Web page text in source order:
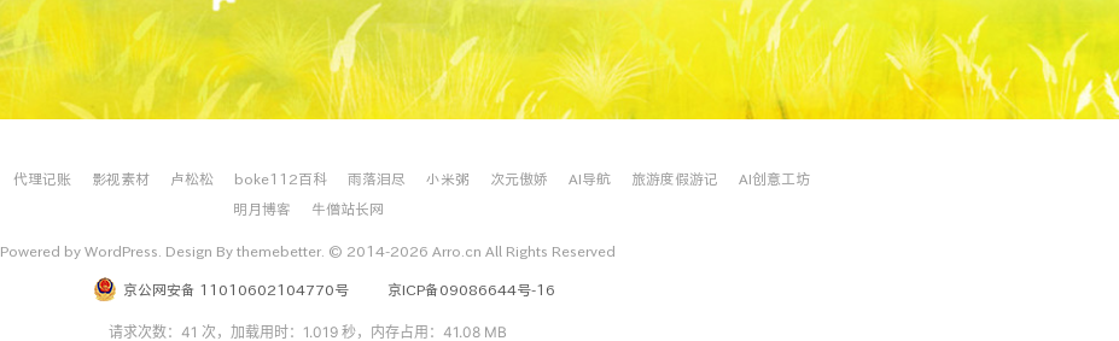
代理记账 影视素材 卢松松 boke112百科 雨落泪尽 小米粥 次元傲娇 AI导航 旅游度假游记 AI创意工坊
明月博客 牛僧站长网
Powered by WordPress. Design By themebetter. © 2014-2026 Arro.cn All Rights Reserved
京公网安备 11010602104770号 京ICP备09086644号-16
请求次数：41 次，加载用时：1.019 秒，内存占用：41.08 MB